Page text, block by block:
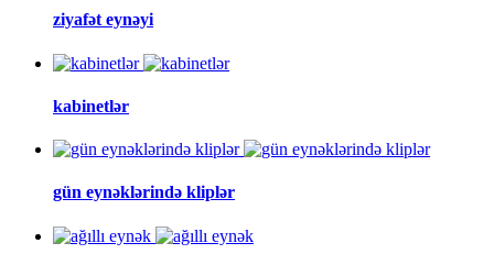
ziyafət eynəyi
kabinetlər
gün eynəklərində kliplər